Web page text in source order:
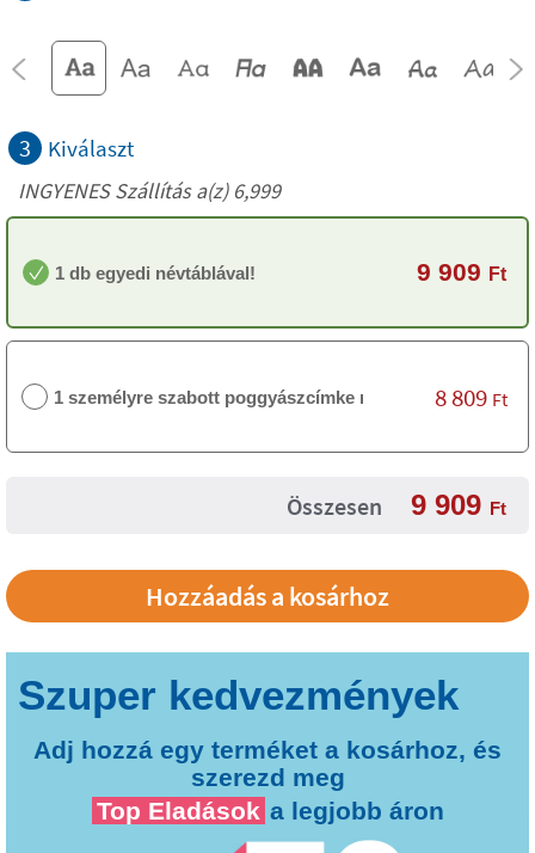
3 Kiválaszt
INGYENES Szállítás a(z) 6,999
1 db egyedi névtáblával! 9 909 Ft
1 személyre szabott poggyászcímke nélkül 8 809 Ft
Összesen 9 909 Ft
Adj hozzá egy terméket a kosárhoz, és
szerezd meg
Top Eladások a legjobb áron